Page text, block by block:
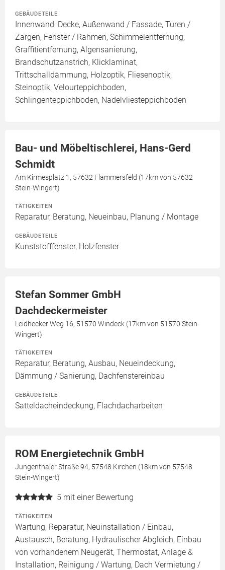
GEBÄUDETEILE
Innenwand, Decke, Außenwand / Fassade, Türen /
Zargen, Fenster / Rahmen, Schimmelentfernung,
Graffitientfernung, Algensanierung,
Brandschutzanstrich, Klicklaminat,
Trittschalldämmung, Holzoptik, Fliesenoptik,
Steinoptik, Velourteppichboden,
Schlingenteppichboden, Nadelvliesteppichboden
Bau- und Möbeltischlerei, Hans-Gerd
Schmidt
Am Kirmesplatz 1, 57632 Flammersfeld (17km von 57632
Stein-Wingert)
TÄTIGKEITEN
Reparatur, Beratung, Neueinbau, Planung / Montage
GEBÄUDETEILE
Kunststofffenster, Holzfenster
Stefan Sommer GmbH
Dachdeckermeister
Leidhecker Weg 16, 51570 Windeck (17km von 51570 Stein-
Wingert)
TÄTIGKEITEN
Reparatur, Beratung, Ausbau, Neueindeckung,
Dämmung / Sanierung, Dachfenstereinbau
GEBÄUDETEILE
Satteldacheindeckung, Flachdacharbeiten
ROM Energietechnik GmbH
Jungenthaler Straße 94, 57548 Kirchen (18km von 57548
Stein-Wingert)
5 mit einer Bewertung
TÄTIGKEITEN
Wartung, Reparatur, Neuinstallation / Einbau,
Austausch, Beratung, Hydraulischer Abgleich, Einbau
von vorhandenem Neugerät, Thermostat, Anlage &
Installation, Reinigung / Wartung, Dach Vermietung /